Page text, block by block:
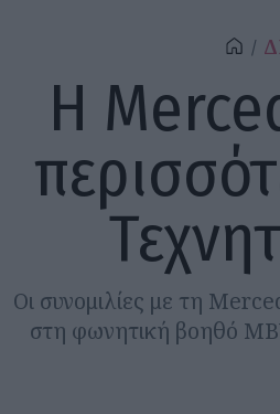
Η
Οι συνομιλίες με τη
στη φωνητική βοηθό